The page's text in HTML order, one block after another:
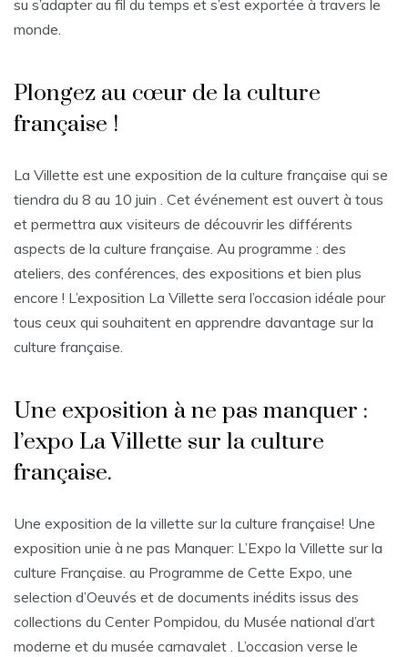
su s’adapter au fil du temps et s’est exportée à travers le
monde.
Plongez au cœur de la culture
française !
La Villette est une exposition de la culture française qui se
tiendra du 8 au 10 juin . Cet événement est ouvert à tous
et permettra aux visiteurs de découvrir les différents
aspects de la culture française. Au programme : des
ateliers, des conférences, des expositions et bien plus
encore ! L’exposition La Villette sera l’occasion idéale pour
tous ceux qui souhaitent en apprendre davantage sur la
culture française.
Une exposition à ne pas manquer :
l’expo La Villette sur la culture
française.
Une exposition de la villette sur la culture française! Une
exposition unie à ne pas Manquer: L’Expo la Villette sur la
culture Française. au Programme de Cette Expo, une
selection d’Oeuvés et de documents inédits issus des
collections du Center Pompidou, du Musée national d’art
moderne et du musée carnavalet . L’occasion verse le